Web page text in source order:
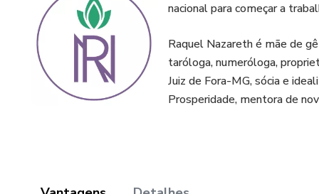
nacional para começar a
Raquel Nazareth é mãe de
taróloga, numeróloga,
Juiz de Fora-MG, sócia e
Prosperidade, mentora de